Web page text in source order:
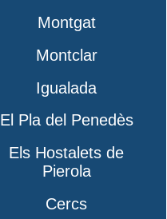
Montgat
Montclar
Igualada
El Pla del Penedès
Els Hostalets de
Pierola
Cercs